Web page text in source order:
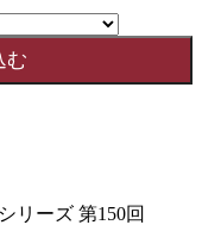
リーズ 第150回